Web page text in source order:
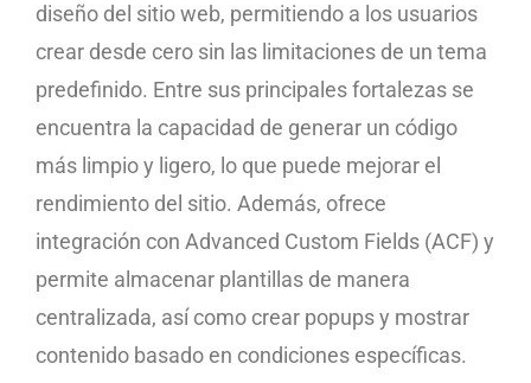
diseño del sitio web, permitiendo a los usuarios
crear desde cero sin las limitaciones de un tema
predefinido. Entre sus principales fortalezas se
encuentra la capacidad de generar un código
más limpio y ligero, lo que puede mejorar el
rendimiento del sitio. Además, ofrece
integración con Advanced Custom Fields (ACF) y
permite almacenar plantillas de manera
centralizada, así como crear popups y mostrar
contenido basado en condiciones específicas.